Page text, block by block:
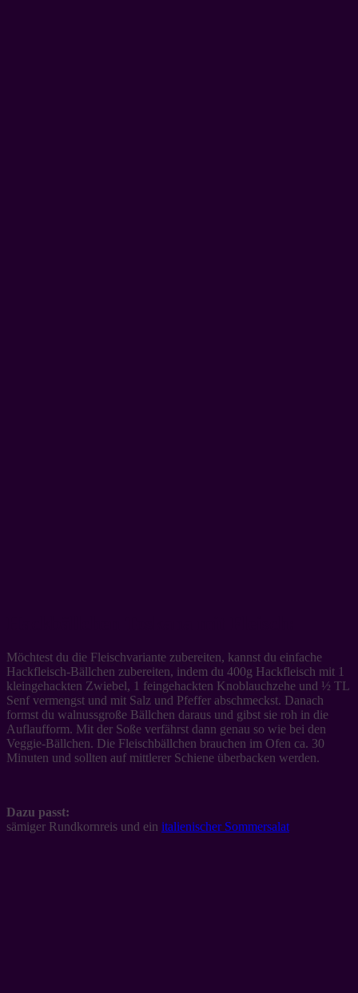
Möchtest du die Fleischvariante zubereiten, kannst du einfache
Hackfleisch-Bällchen zubereiten, indem du 400g Hackfleisch mit 1
kleingehackten Zwiebel, 1 feingehackten Knoblauchzehe und ½ TL
Senf vermengst und mit Salz und Pfeffer abschmeckst. Danach
formst du walnussgroße Bällchen daraus und gibst sie roh in die
Auflaufform. Mit der Soße verfährst dann genau so wie bei den
Veggie-Bällchen. Die Fleischbällchen brauchen im Ofen ca. 30
Minuten und sollten auf mittlerer Schiene überbacken werden.
Dazu passt:
sämiger Rundkornreis und ein italienischer Sommersalat